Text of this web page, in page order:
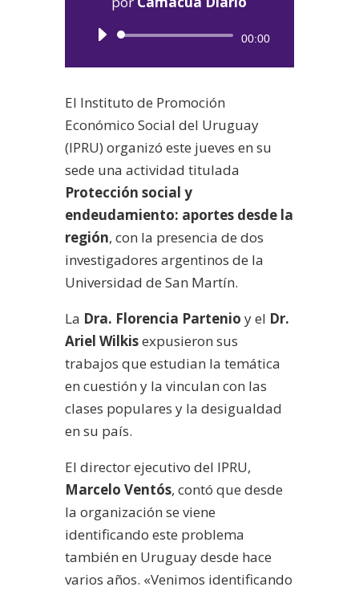
Reproductor
00:00
El Instituto de Promoción
Económico Social del Uruguay
(IPRU) organizó este jueves en su
sede una actividad titulada
Protección social y
endeudamiento: aportes desde la
región, con la presencia de dos
investigadores argentinos de la
Universidad de San Martín.
La Dra. Florencia Partenio y el Dr.
Ariel Wilkisexpusieron sus
trabajos que estudian la temática
en cuestión y la vinculan con las
clases populares y la desigualdad
en su país.
El director ejecutivo del IPRU,
Marcelo Ventós, contó que desde
la organización se viene
identificando este problema
también en Uruguay desde hace
varios años. «Venimos identificando